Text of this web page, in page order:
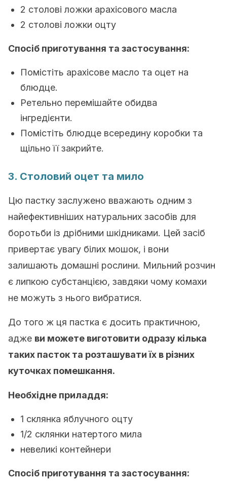
2 столові ложки арахісового масла
2 столові ложки оцту
Спосіб приготування та застосування:
Помістіть арахісове масло та оцет на
блюдце.
Ретельно перемішайте обидва
інгредієнти.
Помістіть блюдце всередину коробки та
щільно її закрийте.
3. Столовий оцет та мило
Цю пастку заслужено вважають одним з
найефективніших натуральних засобів для
боротьби із дрібними шкідниками. Цей засіб
привертає увагу білих мошок, і вони
залишають домашні рослини. Мильний розчин
є липкою субстанцією, завдяки чому комахи
не можуть з нього вибратися.
До того ж ця пастка є досить практичною,
адже ви можете виготовити одразу кілька
таких пасток та розташувати їх в різних
куточках помешкання.
Необхідне приладдя:
1 склянка яблучного оцту
1/2 склянки натертого мила
невеликі контейнери
Спосіб приготування та застосування: